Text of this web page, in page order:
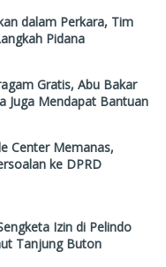
dalam Perkara, Tim
Pidana
Gratis, Abu Bakar
Juga Mendapat Bantuan
Center Memanas,
ke DPRD
Izin di Pelindo
Tanjung Buton